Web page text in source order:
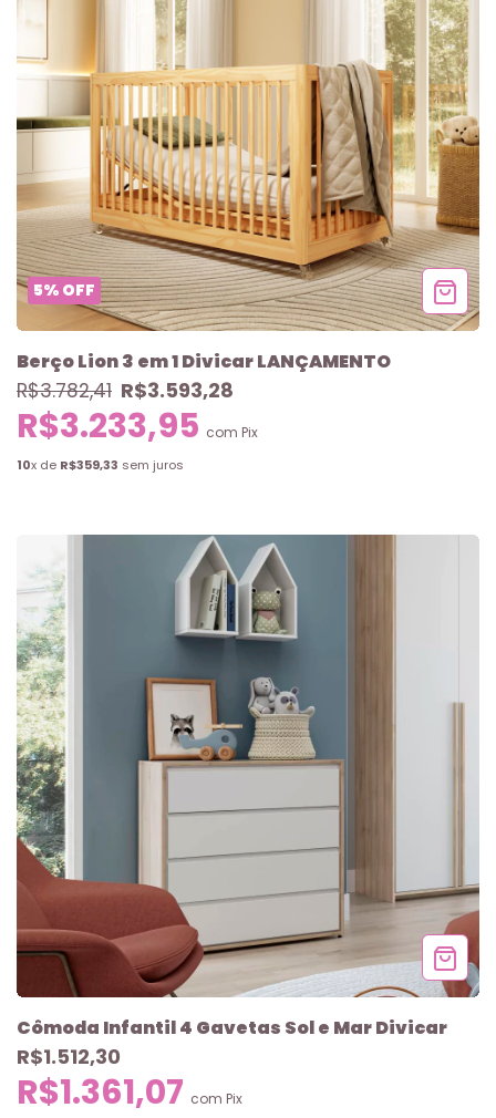
5% OFF
Berço Lion 3 em 1 Divicar LANÇAMENTO
R$3.782,41 R$3.593,28
R$3.233,95 com Pix
10x de R$359,33 sem juros
Cômoda Infantil 4 Gavetas Sol e Mar Divicar
R$1.512,30
R$1.361,07 com Pix